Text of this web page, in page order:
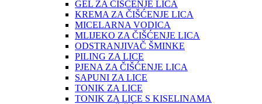
GEL ZA ČIŠĆENJE LICA
KREMA ZA ČIŠĆENJE LICA
MICELARNA VODICA
MLIJEKO ZA ČIŠĆENJE LICA
ODSTRANJIVAČ ŠMINKE
PILING ZA LICE
PJENA ZA ČIŠĆENJE LICA
SAPUNI ZA LICE
TONIK ZA LICE
TONIK ZA LICE S KISELINAMA